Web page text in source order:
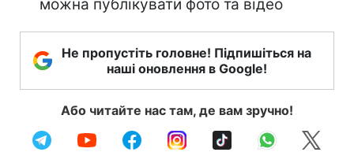
можна публікувати фото та відео
Не пропустіть головне! Підпишіться на
наші оновлення в Google!
Або читайте нас там, де вам зручно!